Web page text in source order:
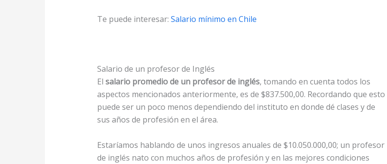
Te puede interesar: Salario mínimo en Chile
Salario de un profesor de Inglés
El salario promedio de un profesor de inglés, tomando en cuenta todos los
aspectos mencionados anteriormente, es de $837.500,00. Recordando que esto
puede ser un poco menos dependiendo del instituto en donde dé clases y de
sus años de profesión en el área.
Estaríamos hablando de unos ingresos anuales de $10.050.000,00; un profesor
de inglés nato con muchos años de profesión y en las mejores condiciones